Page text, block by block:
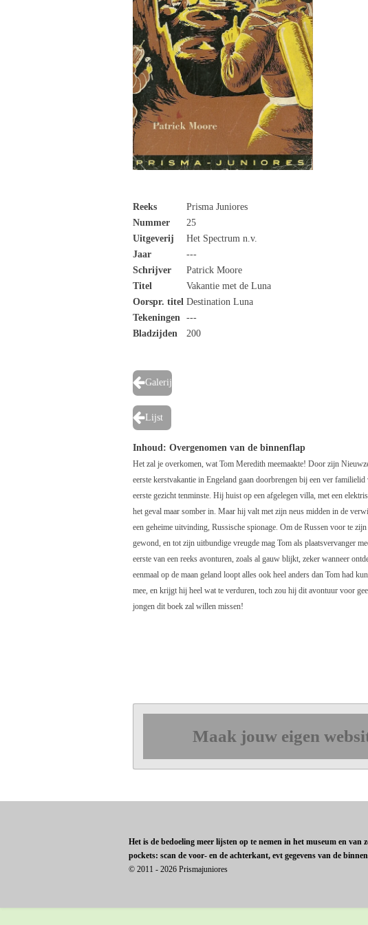
Reeks
Prisma Juniores
Nummer
25
Uitgeverij
Het Spectrum n.v.
Jaar
---
Schrijver
Patrick Moore
Titel
Vakantie met de Luna
Oorspr. titel Destination Luna
Tekeningen
---
Bladzijden
200
Galerij
Lijst
Inhoud: Overgenomen van de binnenflap
Het zal je overkomen, wat Tom Meredith meemaakte! Door zijn
eerste kerstvakantie in Engeland gaan doorbrengen bij een ver
eerste gezicht tenminste. Hij huist op een afgelegen villa, met een
het geval maar somber in. Maar hij valt met zijn neus midden in de
een geheime uitvinding, Russische spionage. Om de Russen voor te
gewond, en tot zijn uitbundige vreugde mag Tom als plaatsvervanger
eerste van een reeks avonturen, zoals al gauw blijkt, zeker wanneer
eenmaal op de maan geland loopt alles ook heel anders dan Tom had
mee, en krijgt hij heel wat te verduren, toch zou hij dit avontuur voor
jongen dit boek zal willen missen!
Maak jouw eigen
Het is de bedoeling meer lijsten op te nemen in het museum en van
pockets: scan de voor- en de achterkant, evt gegevens van de
© 2011 - 2026 Prismajuniores